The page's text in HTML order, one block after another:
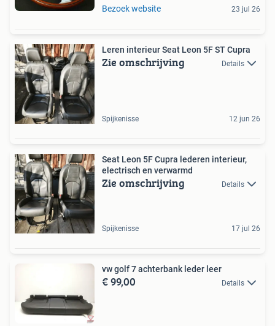
Bezoek website 23 jul 26
Leren interieur Seat Leon 5F ST Cupra
Zie omschrijving Details
Spijkenisse 12 jun 26
Seat Leon 5F Cupra lederen interieur,
electrisch en verwarmd
Zie omschrijving Details
Spijkenisse 17 jul 26
vw golf 7 achterbank leder leer
€ 99,00 Details